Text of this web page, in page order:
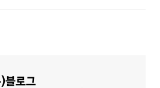
블로그